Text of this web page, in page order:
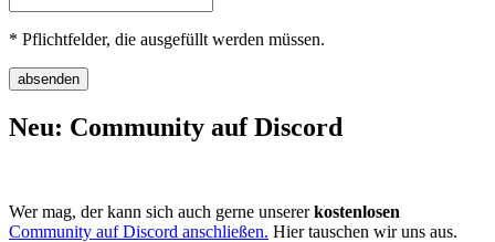
* Pflichtfelder, die ausgefüllt werden müssen.
Neu: Community auf Discord
Wer mag, der kann sich auch gerne unsererkostenlosen
Community auf Discord anschließen. Hier tauschen wir uns aus.